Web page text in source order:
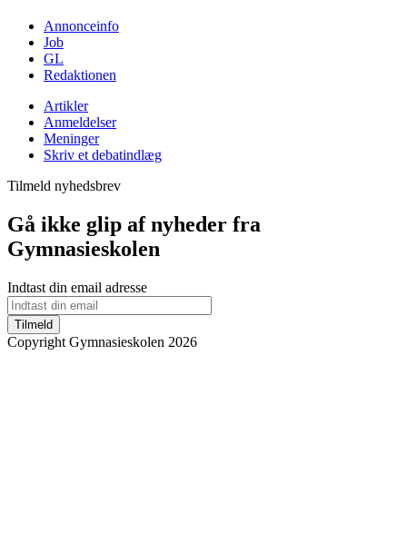
Annonceinfo
Job
GL
Redaktionen
Artikler
Anmeldelser
Meninger
Skriv et debatindlæg
Tilmeld nyhedsbrev
Gå ikke glip af nyheder fra
Gymnasieskolen
Indtast din email adresse
Tilmeld
Copyright Gymnasieskolen 2026